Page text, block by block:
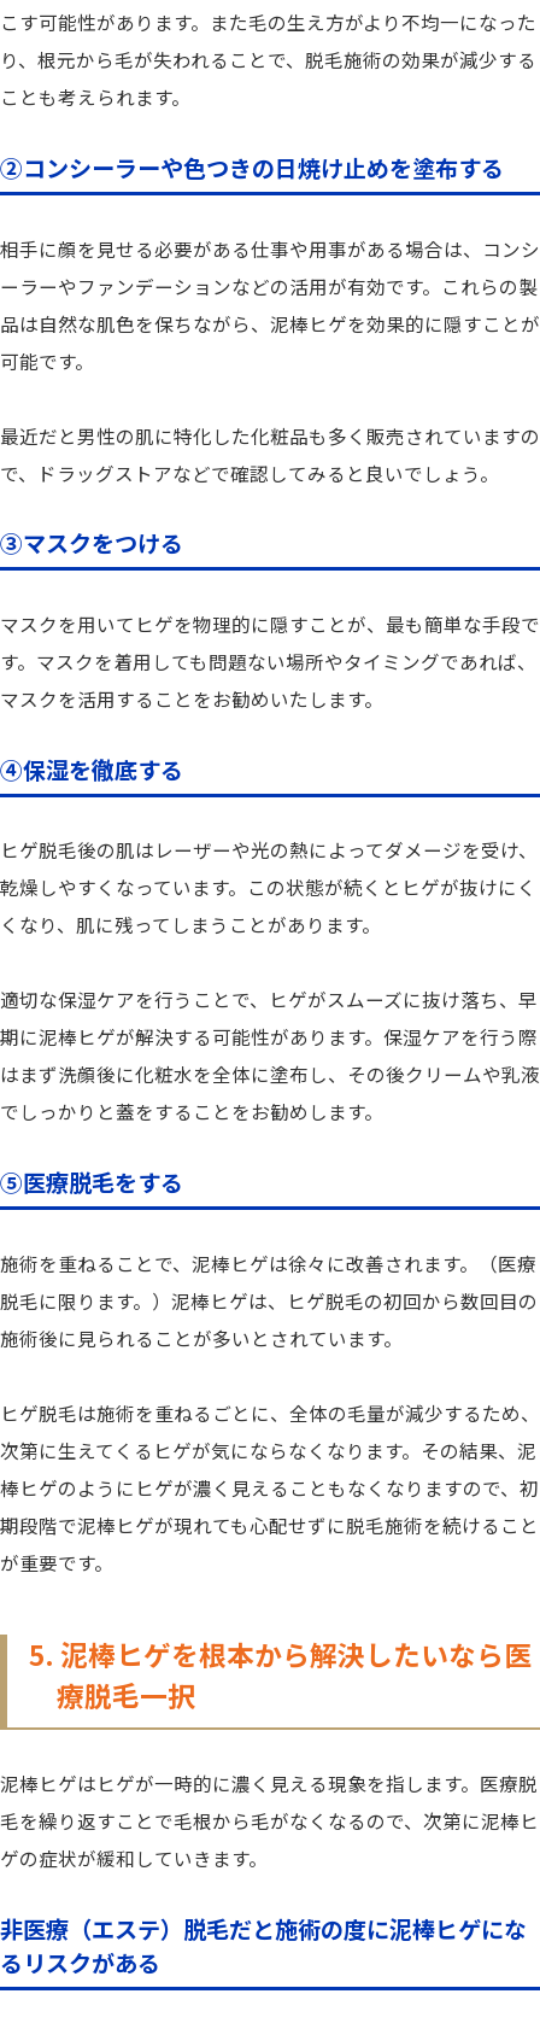
こす可能性があります。また毛の生え方がより不均一になった
り、根元から毛が失われることで、脱毛施術の効果が減少する
ことも考えられます。
②コンシーラーや色つきの日焼け止めを塗布する
相手に顔を見せる必要がある仕事や用事がある場合は、コンシ
ーラーやファンデーションなどの活用が有効です。これらの製
品は自然な肌色を保ちながら、泥棒ヒゲを効果的に隠すことが
可能です。
最近だと男性の肌に特化した化粧品も多く販売されていますの
で、ドラッグストアなどで確認してみると良いでしょう。
③マスクをつける
マスクを用いてヒゲを物理的に隠すことが、最も簡単な手段で
す。マスクを着用しても問題ない場所やタイミングであれば、
マスクを活用することをお勧めいたします。
④保湿を徹底する
ヒゲ脱毛後の肌はレーザーや光の熱によってダメージを受け、
乾燥しやすくなっています。この状態が続くとヒゲが抜けにく
くなり、肌に残ってしまうことがあります。
適切な保湿ケアを行うことで、ヒゲがスムーズに抜け落ち、早
期に泥棒ヒゲが解決する可能性があります。保湿ケアを行う際
はまず洗顔後に化粧水を全体に塗布し、その後クリームや乳液
でしっかりと蓋をすることをお勧めします。
⑤医療脱毛をする
施術を重ねることで、泥棒ヒゲは徐々に改善されます。（医療
脱毛に限ります。）泥棒ヒゲは、ヒゲ脱毛の初回から数回目の
施術後に見られることが多いとされています。
ヒゲ脱毛は施術を重ねるごとに、全体の毛量が減少するため、
次第に生えてくるヒゲが気にならなくなります。その結果、泥
棒ヒゲのようにヒゲが濃く見えることもなくなりますので、初
期段階で泥棒ヒゲが現れても心配せずに脱毛施術を続けること
が重要です。
5. 泥棒ヒゲを根本から解決したいなら医
療脱毛一択
泥棒ヒゲはヒゲが一時的に濃く見える現象を指します。医療脱
毛を繰り返すことで毛根から毛がなくなるので、次第に泥棒ヒ
ゲの症状が緩和していきます。
非医療（エステ）脱毛だと施術の度に泥棒ヒゲにな
るリスクがある